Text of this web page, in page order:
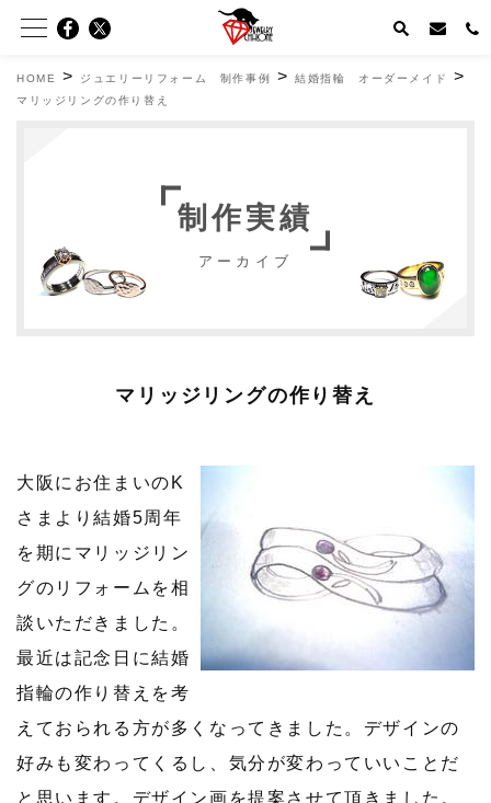
HOME > ジュエリーリフォーム 制作事例 >結婚指輪 オーダーメイド >
マリッジリングの作り替え
制作実績
アーカイブ
マリッジリングの作り替え
大阪にお住まいのK
さまより結婚5周年
を期にマリッジリン
グのリフォームを相
談いただきました。
最近は記念日に結婚
指輪の作り替えを考
えておられる方が多くなってきました。デザインの
好みも変わってくるし、気分が変わっていいことだ
と思います。デザイン画を提案させて頂きました。